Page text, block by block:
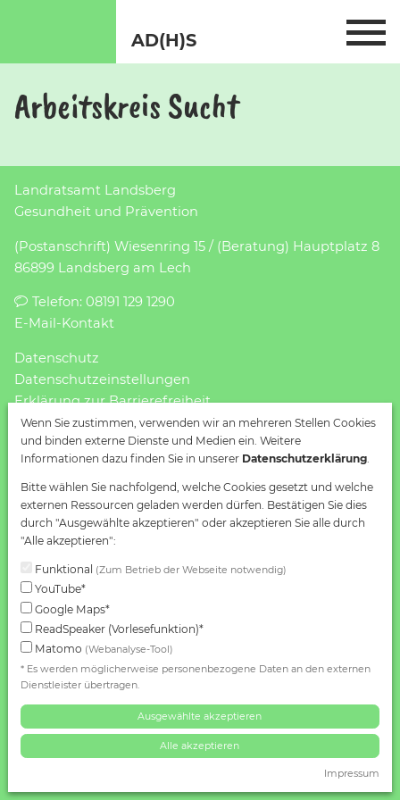
AD(H)S
Arbeitskreis Sucht
Landratsamt Landsberg
Gesundheit und Prävention
(Postanschrift) Wiesenring 15 / (Beratung) Hauptplatz 8
86899 Landsberg am Lech
Telefon:08191 129 1290
E-Mail-Kontakt
Datenschutz
Datenschutz­einstellungen
Erklärung zur Barrierefreiheit
Impressum
Wenn Sie zustimmen, verwenden wir an mehreren Stellen Cookies
und binden externe Dienste und Medien ein. Weitere
Informationen dazu finden Sie in unserer Datenschutzerklärung
Bitte wählen Sie nachfolgend, welche Cookies gesetzt und welche
externen Ressourcen geladen werden dürfen. Bestätigen Sie dies
durch "Ausgewählte akzeptieren" oder akzeptieren Sie alle durch
"Alle akzeptieren":
Funktional (Zum Betrieb der Webseite notwendig)
YouTube*
Google Maps*
ReadSpeaker (Vorlesefunktion)*
Matomo (Webanalyse-Tool)
* Es werden möglicherweise personenbezogene Daten an den externen
Dienstleister übertragen.
Ausgewählte akzeptieren
Alle akzeptieren
Impressum